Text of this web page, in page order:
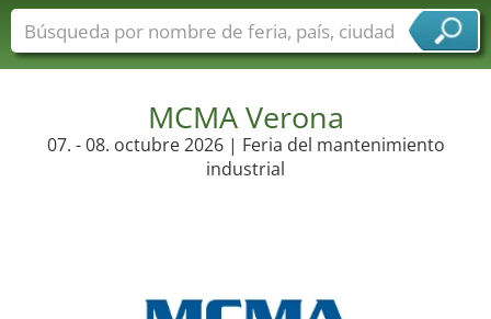
MCMA Verona
07. - 08. octubre 2026 | Feria del mantenimiento
industrial
Nombres de ferias Países
Ciudades
Sectores de proveedor de servicios